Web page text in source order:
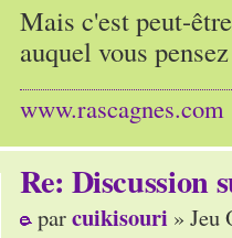
Mais c'est peut-
auquel vous
www.rascagnes.com
Re: Discussion
parcuikisouri » Jeu